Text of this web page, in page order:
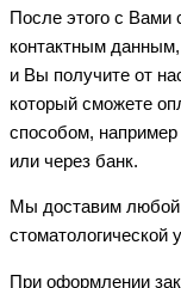
После этого с
контактным
и Вы получите от
который сможете
способом,
или через банк.
Мы доставим любой
стоматологической
При оформлении